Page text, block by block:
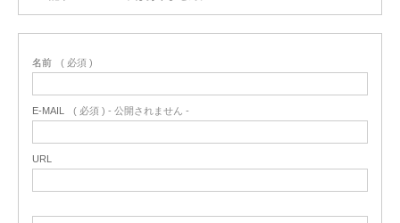
名前 ( 必須 )
E-MAIL ( 必須 ) - 公開されません -
URL